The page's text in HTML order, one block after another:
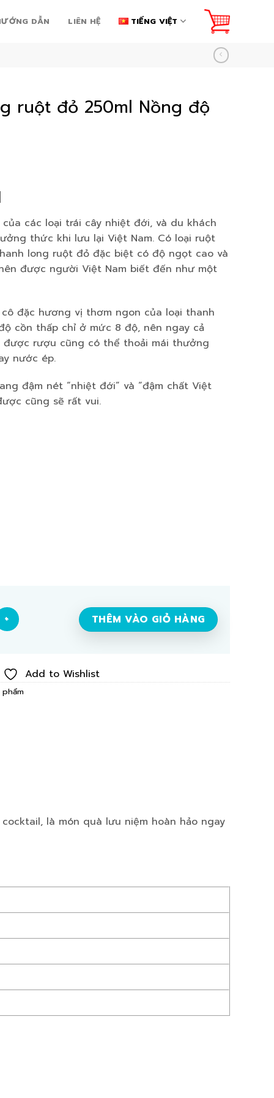
DẪN LIÊN HỆ TIẾNG VIỆT
ruột đỏ 250ml Nồng độ
các loại trái cây nhiệt đới, và du khách
thức khi lưu lại Việt Nam. Có loại ruột
long ruột đỏ đặc biệt có độ ngọt cao và
được người Việt Nam biết đến như một
cô đặc hương vị thơm ngon của loại thanh
cồn thấp chỉ ở mức 8 độ, nên ngay cả
rượu cũng có thể thoải mái thưởng
nước ép.
đậm nét “nhiệt đới” và “đậm chất Việt
cũng sẽ rất vui.
Nồng độ cồn: 8% số lượng
THÊM VÀO GIỎ HÀNG
Add to Wishlist
là món quà lưu niệm hoàn hảo ngay